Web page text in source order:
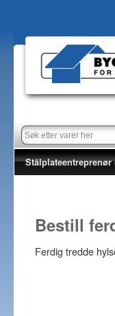
Bestill
Ferdig tredde